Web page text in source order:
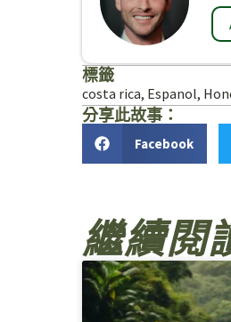
標籤
costa rica, Espanol,
分享此故事：
Facebook
繼續閱